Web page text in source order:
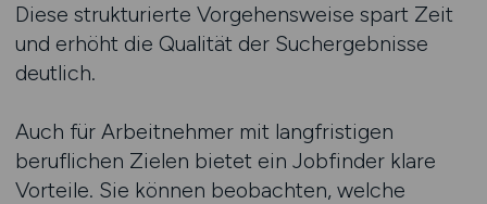
Diese strukturierte Vorgehensweise spart Zeit
und erhöht die Qualität der Suchergebnisse
deutlich.
Auch für Arbeitnehmer mit langfristigen
beruflichen Zielen bietet ein Jobfinder klare
Vorteile. Sie können beobachten, welche